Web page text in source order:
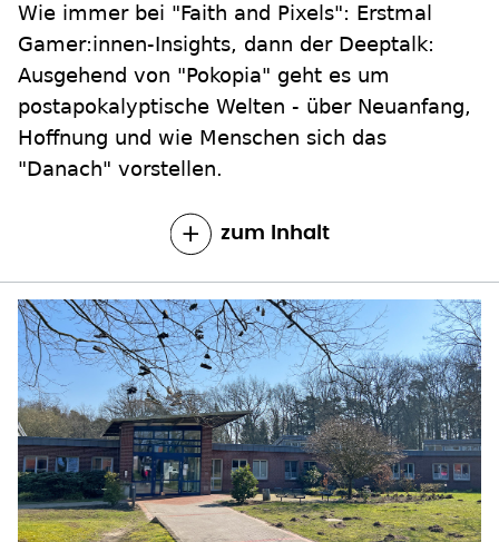
Wie immer bei "Faith and Pixels": Erstmal
Gamer:innen-Insights, dann der Deeptalk:
Ausgehend von "Pokopia" geht es um
postapokalyptische Welten - über Neuanfang,
Hoffnung und wie Menschen sich das
"Danach" vorstellen.
zum Inhalt